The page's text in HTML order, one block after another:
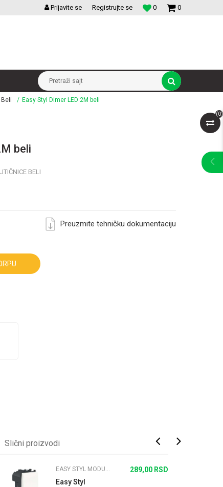
IZBOR MODULARNIH PREKIDACA I UTICNICA 0
0
Prijavite se Registrujte se
Pretraži sajt
(0)
Easy Styl Dimer LED 2M beli
beli
BELI
Preuzmite tehničku dokumentaciju
Slični proizvodi
EASY STYL MODULARNI PREKIDAČI I UTIČNICE BELI
Easy Styl
289,00 RSD